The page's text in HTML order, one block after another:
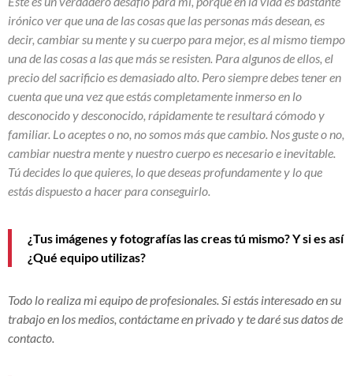
irónico ver que una de las cosas que las personas más desean, es
decir, cambiar su mente y su cuerpo para mejor, es al mismo tiempo
una de las cosas a las que más se resisten. Para algunos de ellos, el
precio del sacrificio es demasiado alto. Pero siempre debes tener en
cuenta que una vez que estás completamente inmerso en lo
desconocido y desconocido, rápidamente te resultará cómodo y
familiar. Lo aceptes o no, no somos más que cambio. Nos guste o no,
cambiar nuestra mente y nuestro cuerpo es necesario e inevitable.
Tú decides lo que quieres, lo que deseas profundamente y lo que
estás dispuesto a hacer para conseguirlo.
¿Tus imágenes y fotografías las creas tú mismo? Y si es así
¿Qué equipo utilizas?
Todo lo realiza mi equipo de profesionales. Si estás interesado en su
trabajo en los medios, contáctame en privado y te daré sus datos de
contacto.